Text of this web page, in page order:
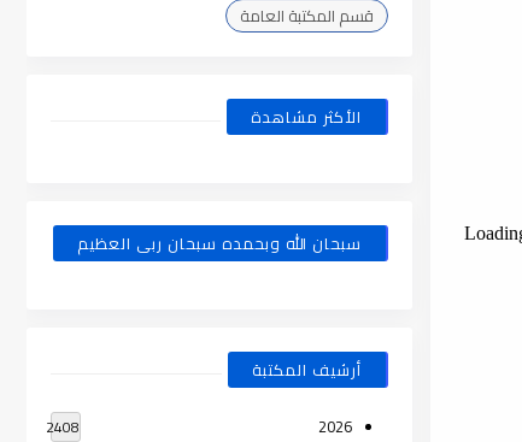
قسم المكتبة العامة
الأكثر مشاهدة
سبحان الله وبحمده سبحان ربى العظيم
أرشيف المكتبة
2026
2408